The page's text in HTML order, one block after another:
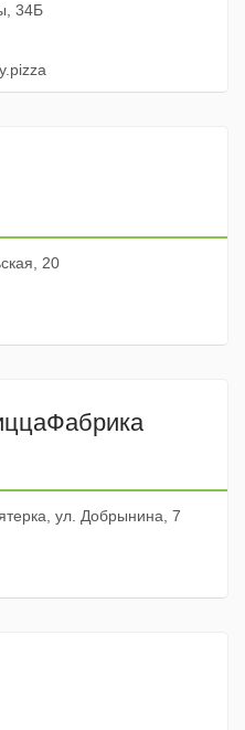
34Б
20
ул. Добрынина, 7